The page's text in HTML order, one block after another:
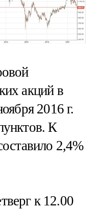
акций в
2016 г.
К
2,4%
к 12.00